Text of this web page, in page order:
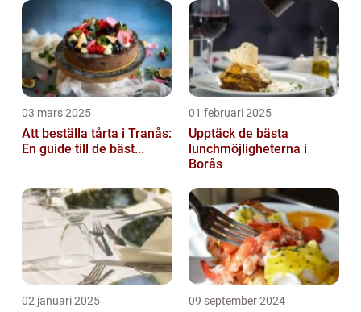
03 mars 2025
Att beställa tårta i Tranås:
En guide till de bäst...
01 februari 2025
Upptäck de bästa
lunchmöjligheterna i
Borås
02 januari 2025 09 september 2024